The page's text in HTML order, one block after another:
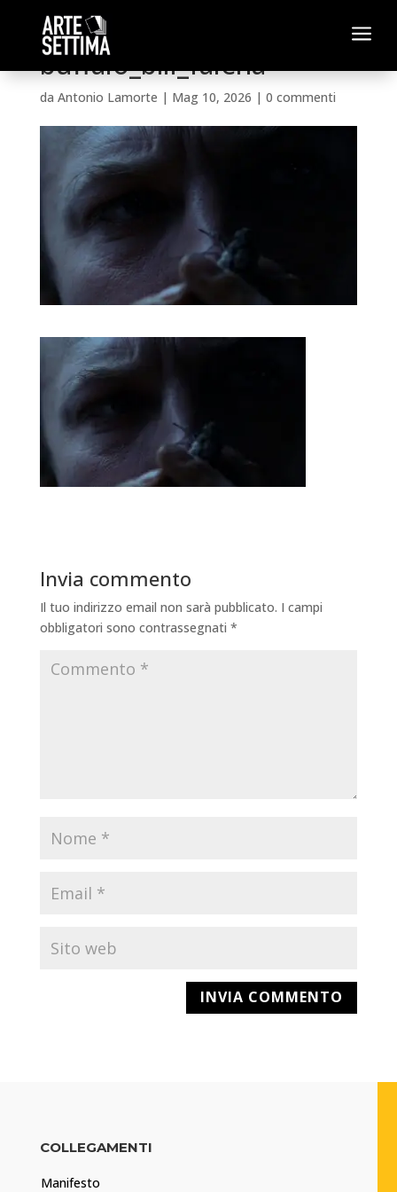
a
buffalo_bill_falena
da Antonio Lamorte | Mag 10, 2026 | 0 commenti
Invia commento
Il tuo indirizzo email non sarà pubblicato. I campi
obbligatori sono contrassegnati *
COLLEGAMENTI
Manifesto